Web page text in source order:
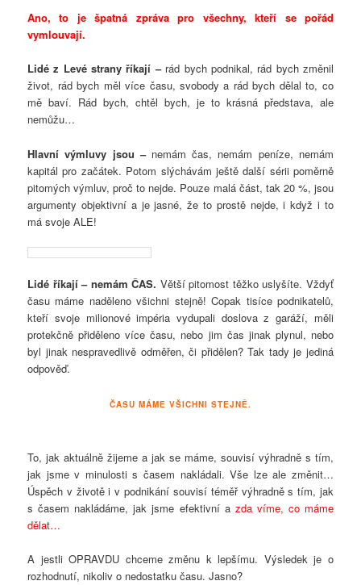
Ano, to je špatná zpráva pro všechny, kteří se pořád
vymlouvají.
Lidé z Levé strany říkají –rád bych podnikal, rád bych změnil
život, rád bych měl více času, svobody a rád bych dělal to, co
mě baví. Rád bych, chtěl bych, je to krásná představa, ale
nemůžu…
Hlavní výmluvy jsou –nemám čas, nemám peníze, nemám
kapitál pro začátek. Potom slýchávám ještě další sérii poměrně
pitomých výmluv, proč to nejde. Pouze malá část, tak 20 %, jsou
argumenty objektivní a je jasné, že to prostě nejde, i když i to
má svoje ALE!
Lidé říkají – nemám ČAS. Větší pitomost těžko uslyšíte. Vždyť
času máme naděleno všichni stejně! Copak tisíce podnikatelů,
kteří svoje milionové impéria vydupali doslova z garáží, měli
protekčně přiděleno více času, nebo jim čas jinak plynul, nebo
byl jinak nespravedlivě odměřen, či přidělen? Tak tady je jediná
odpověď.
ČASU MÁME VŠICHNI STEJNĚ.
To, jak aktuálně žijeme a jak se máme, souvisí výhradně s tím,
jak jsme v minulosti s časem nakládali. Vše lze ale změnit…
Úspěch v životě i v podnikání souvisí téměř výhradně s tím, jak
s časem nakládáme, jak jsme efektivní a zda víme, co máme
dělat…
A jestli OPRAVDU chceme změnu k lepšímu. Výsledek je o
rozhodnutí, nikoliv o nedostatku času. Jasno?